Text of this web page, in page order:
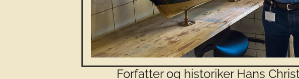
Forfatter og historiker Hans Christian